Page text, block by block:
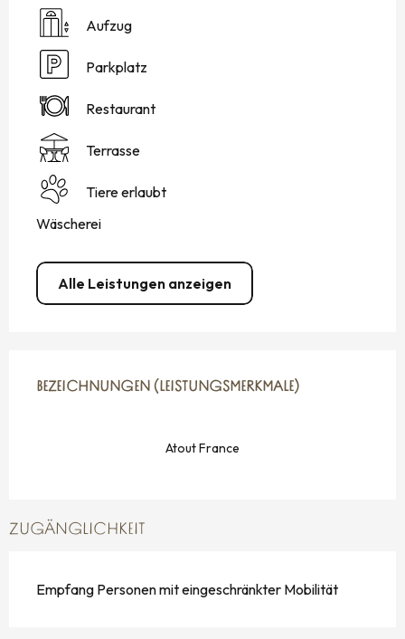
Aufzug
Parkplatz
Restaurant
Terrasse
Tiere erlaubt
Wäscherei
Alle Leistungen anzeigen
BEZEICHNUNGEN (LEISTUNGSMERKMALE)
BEZEICHNUNGEN (LEISTUNGSMERKMALE)
Atout France
ZUGÄNGLICHKEIT
Empfang Personen mit eingeschränkter Mobilität